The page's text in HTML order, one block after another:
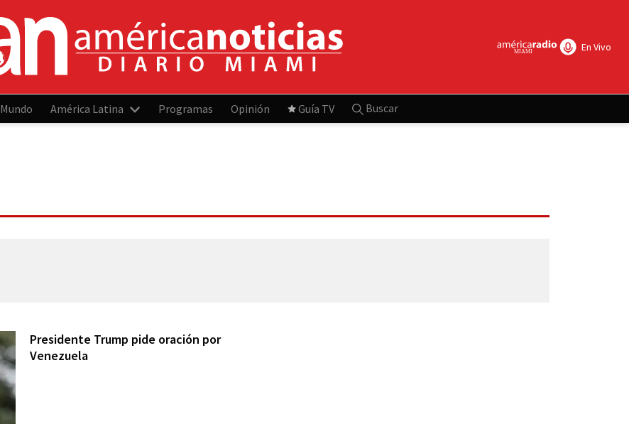
En Vivo
Mundo América Latina Programas Opinión Guía TV Buscar
Presidente Trump pide oración por
Venezuela